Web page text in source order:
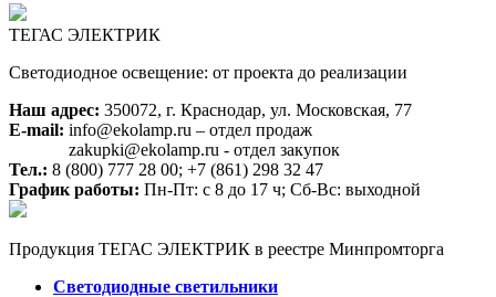
ТЕГАС ЭЛЕКТРИК
Светодиодное освещение: от проекта до реализации
Наш адрес: 350072, г. Краснодар, ул. Московская, 77
E-mail: info@ekolamp.ru – отдел продаж
zakupki@ekolamp.ru - отдел закупок
Тел.: 8 (800) 777 28 00; +7 (861) 298 32 47
График работы: Пн-Пт: с 8 до 17 ч; Сб-Вс: выходной
Продукция ТЕГАС ЭЛЕКТРИК в реестре Минпромторга
Светодиодные светильники